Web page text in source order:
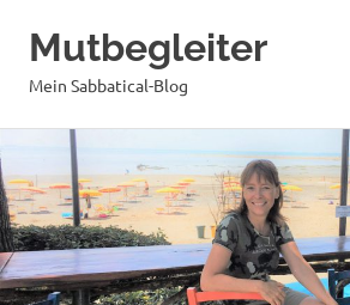
Inhalt
springen
Mutbegleiter
Mein Sabbatical-Blog